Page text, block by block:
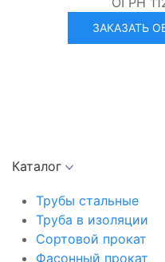
ЗАКАЗАТЬ
Каталог
Трубы стальные
Труба в изоляции
Сортовой прокат
Фасонный прокат